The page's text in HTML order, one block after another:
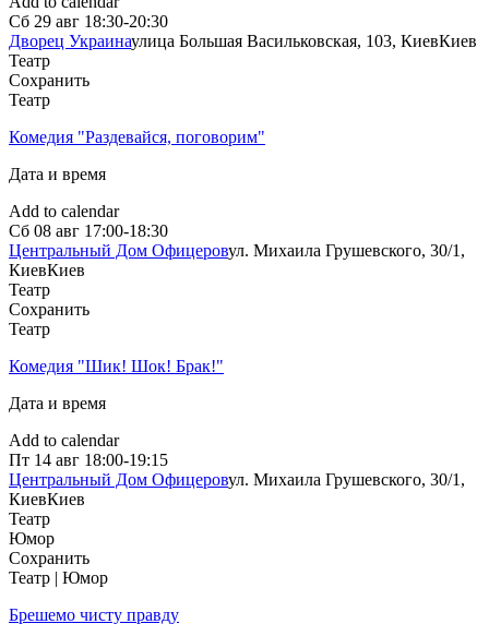
Сб 29 авг 18:30-20:30
Дворец Украинаулица Большая Васильковская, 103, КиевКиев
Театр
Сохранить
Театр
Комедия "Раздевайся, поговорим"
Дата и время
Add to calendar
Сб 08 авг 17:00-18:30
Центральный Дом Офицеровул. Михаила Грушевского, 30/1,
КиевКиев
Театр
Сохранить
Театр
Комедия "Шик! Шок! Брак!"
Дата и время
Add to calendar
Пт 14 авг 18:00-19:15
Центральный Дом Офицеровул. Михаила Грушевского, 30/1,
КиевКиев
Театр
Юмор
Сохранить
Театр | Юмор
Брешемо чисту правду